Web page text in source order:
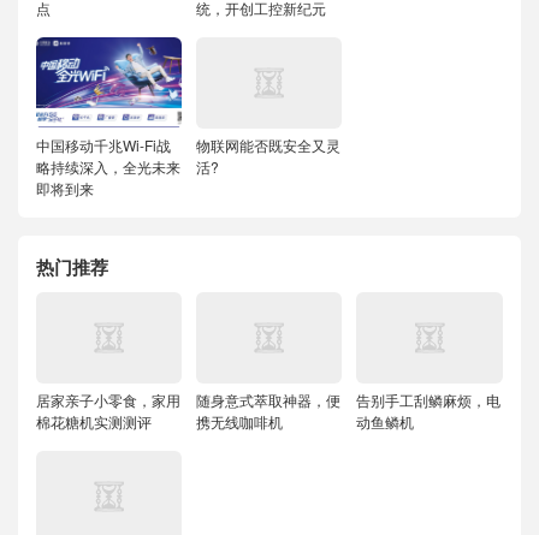
点
统，开创工控新纪元
中国移动千兆Wi-Fi战
略持续深入，全光未来
即将到来
物联网能否既安全又灵
活?
热门推荐
居家亲子小零食，家用
棉花糖机实测测评
随身意式萃取神器，便
携无线咖啡机
告别手工刮鳞麻烦，电
动鱼鳞机